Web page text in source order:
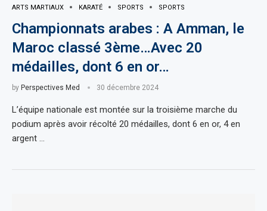
ARTS MARTIAUX KARATÉ SPORTS SPORTS
Championnats arabes : A Amman, le
Maroc classé 3ème…Avec 20
médailles, dont 6 en or…
by Perspectives Med 30 décembre 2024
L’équipe nationale est montée sur la troisième marche du
podium après avoir récolté 20 médailles, dont 6 en or, 4 en
argent …